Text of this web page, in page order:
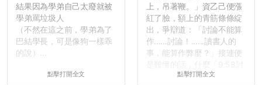
結果因為學弟自己太廢就被
學弟罵垃圾人
（不然在這之前，學弟為了
巴結學長，可是像狗一樣乖
的說）...
點擊打開全文
上，吊著鞭。」資乙己便漲
紅了臉，額上的青筋條條綻
出，爭辯道：「討論不能算
作......討論！......讀書人的
事，能算作弊麼？」接連便
論考題難度」，什麼「名譽
點擊打開全文